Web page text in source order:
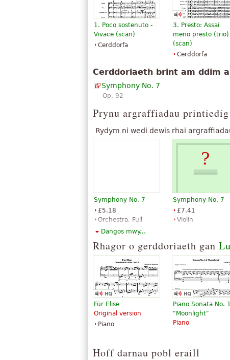
1. Poco sostenuto -
Vivace (scan)
Cerddorfa
3. Presto: Assai
meno presto (trio)
(scan)
Cerddorfa
Cerddoriaeth brint am ddim
Symphony No. 7
Op. 92
Prynu argraffiadau printiedig
Rydym ni wedi dewis rhai
Symphony No. 7
£5.18
Orchestra, Full
orchestra
Publications
Symphony No. 7
£7.41
Violin
Dangos mwy...
Rhagor o gerddoriaeth gan
Für Elise
Original version
Piano
Piano Sonata No.
"Moonlight"
Piano
Hoff darnau pobl eraill